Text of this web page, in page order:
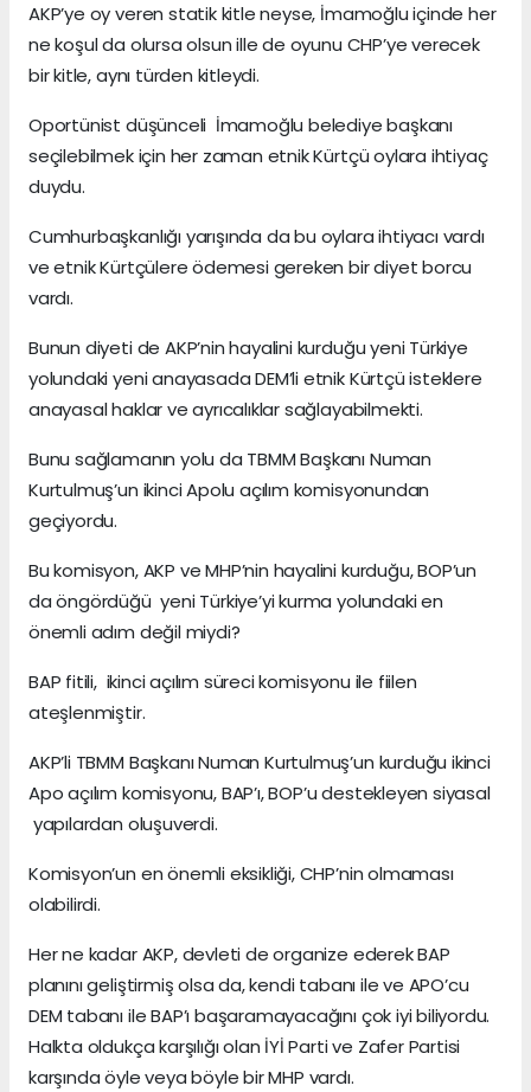
AKP’ye oy veren statik kitle neyse, İmamoğlu içinde her
ne koşul da olursa olsun ille de oyunu CHP’ye verecek
bir kitle, aynı türden kitleydi.
Oportünist düşünceli İmamoğlu belediye başkanı
seçilebilmek için her zaman etnik Kürtçü oylara ihtiyaç
duydu.
Cumhurbaşkanlığı yarışında da bu oylara ihtiyacı vardı
ve etnik Kürtçülere ödemesi gereken bir diyet borcu
vardı.
Bunun diyeti de AKP’nin hayalini kurduğu yeni Türkiye
yolundaki yeni anayasada DEM’li etnik Kürtçü isteklere
anayasal haklar ve ayrıcalıklar sağlayabilmekti.
Bunu sağlamanın yolu da TBMM Başkanı Numan
Kurtulmuş’un ikinci Apolu açılım komisyonundan
geçiyordu.
Bu komisyon, AKP ve MHP’nin hayalini kurduğu, BOP’un
da öngördüğü yeni Türkiye’yi kurma yolundaki en
önemli adım değil miydi?
BAP fitili, ikinci açılım süreci komisyonu ile fiilen
ateşlenmiştir.
AKP’li TBMM Başkanı Numan Kurtulmuş’un kurduğu ikinci
Apo açılım komisyonu, BAP’ı, BOP’u destekleyen siyasal
yapılardan oluşuverdi.
Komisyon’un en önemli eksikliği, CHP’nin olmaması
olabilirdi.
Her ne kadar AKP, devleti de organize ederek BAP
planını geliştirmiş olsa da, kendi tabanı ile ve APO’cu
DEM tabanı ile BAP’ı başaramayacağını çok iyi biliyordu.
Halkta oldukça karşılığı olan İYİ Parti ve Zafer Partisi
karşında öyle veya böyle bir MHP vardı.